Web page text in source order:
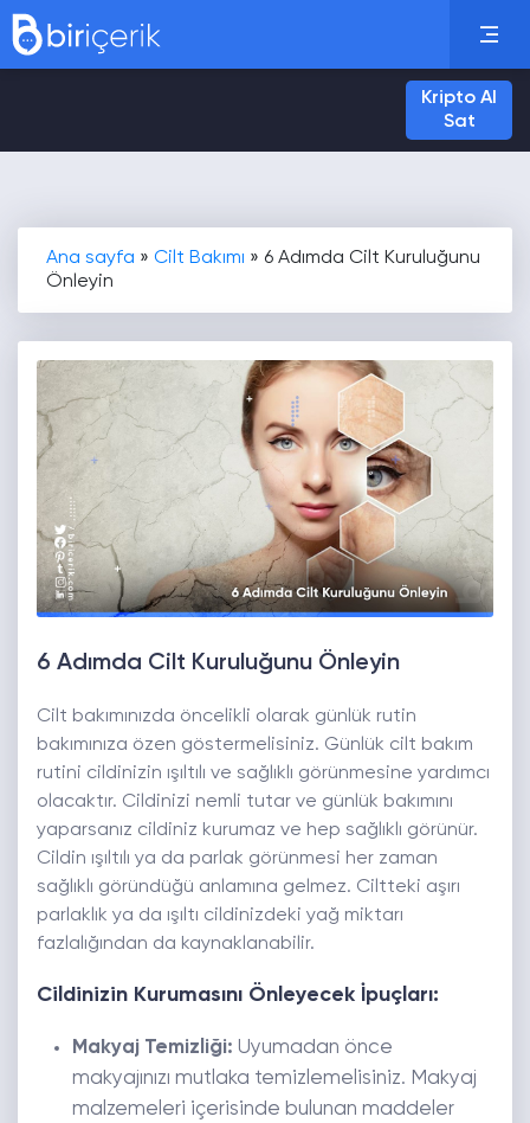
Kripto Al
Sat
Ana sayfa » Cilt Bakımı » 6 Adımda Cilt Kuruluğunu
Önleyin
6 Adımda Cilt Kuruluğunu Önleyin
Cilt bakımınızda öncelikli olarak günlük rutin
bakımınıza özen göstermelisiniz. Günlük cilt bakım
rutini cildinizin ışıltılı ve sağlıklı görünmesine yardımcı
olacaktır. Cildinizi nemli tutar ve günlük bakımını
yaparsanız cildiniz kurumaz ve hep sağlıklı görünür.
Cildin ışıltılı ya da parlak görünmesi her zaman
sağlıklı göründüğü anlamına gelmez. Ciltteki aşırı
parlaklık ya da ışıltı cildinizdeki yağ miktarı
fazlalığından da kaynaklanabilir.
Cildinizin Kurumasını Önleyecek İpuçları:
Makyaj Temizliği: Uyumadan önce
makyajınızı mutlaka temizlemelisiniz. Makyaj
malzemeleri içerisinde bulunan maddeler